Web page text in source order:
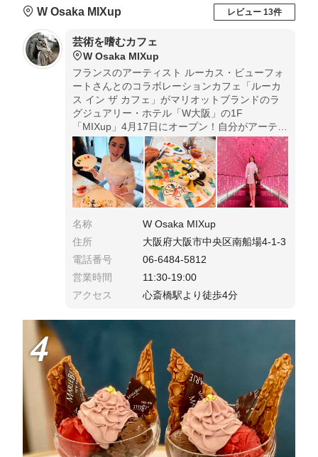
W Osaka MIXup レビュー 13件
芸術を嗜むカフェ
W Osaka MIXup
フランスのアーティスト ルーカス・ビューフォ
ートさんとのコラボレーションカフェ「ルーカ
ス イン ザ カフェ」がマリオットブランドのラ
グジュアリー・ホテル「W大阪」の1F
「MIXup」4月17日にオープン！自分がアーティ
ストになりきれる。ドリンクも19種類から時間
まで飲み放題。5月15日までの期間限定カフェで
す！！
名称
W Osaka MIXup
住所
大阪府大阪市中央区南船場4-1-3
電話番号
06-6484-5812
営業時間
11:30-19:00
アクセス
心斎橋駅より徒歩4分
4